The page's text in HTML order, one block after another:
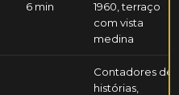
6 min
1960, terraço
com vista
medina
Contadores de
histórias,